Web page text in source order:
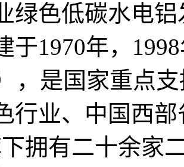
绿色低碳水电
于1970年，
，是国家重点
行业、中国西
拥有二十余家